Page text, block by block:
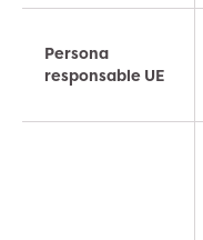
Persona
responsable UE